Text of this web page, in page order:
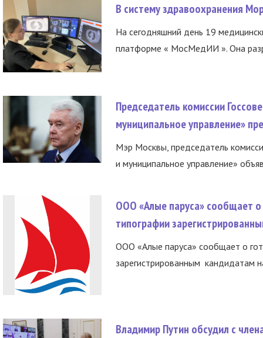
В систему здравоохранения
На сегодняшний день 19
платформе « МосМедИИ ». Она
Председатель комиссии
муниципальное управление»
Мэр Москвы, председатель
и муниципальное управление»
ООО «Алые паруса» сообщает о
типографии
ООО «Алые паруса» сообщает о
зарегистрированным кандидатам
Владимир Путин обсудил с